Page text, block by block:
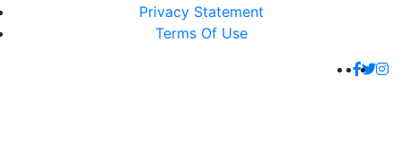
Privacy Statement
Terms Of Use